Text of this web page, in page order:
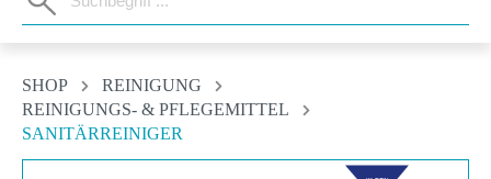
SHOP
REINIGUNG
REINIGUNGS- & PFLEGEMITTEL
SANITÄRREINIGER